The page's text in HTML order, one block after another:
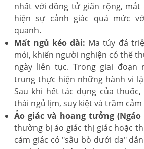
nhất với đồng tử giãn rộng, mắt
hiện sự cảnh giác quá mức
quanh.
Mất ngủ kéo dài: Ma túy đá
mỏi, khiến người nghiện có thể
ngày liên tục. Trong giai đoạn
trung thực hiện những hành vi
Sau khi hết tác dụng của
thái ngủ lịm, suy kiệt và trầm cảm
Ảo giác và hoang tưởng (Ngáo
thường bị ảo giác thị giác hoặc
cảm giác có "sâu bò dưới da"